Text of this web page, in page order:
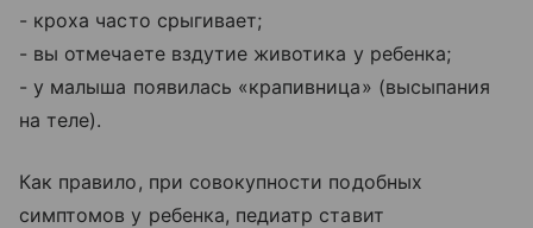
- кроха часто срыгивает;
- вы отмечаете вздутие животика у ребенка;
- у малыша появилась «крапивница» (высыпания
на теле).
Как правило, при совокупности подобных
симптомов у ребенка, педиатр ставит